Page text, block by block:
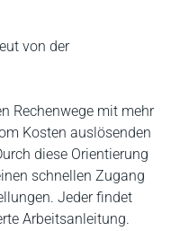
von der
Rechenwege mit mehr
Kosten auslösenden
diese Orientierung
schnellen Zugang
Jeder findet
Arbeitsanleitung.